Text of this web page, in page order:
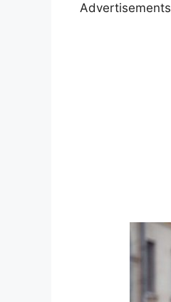
Advertisements